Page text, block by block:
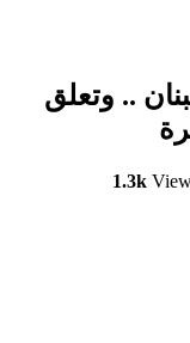
.. وتعلق
1.3k